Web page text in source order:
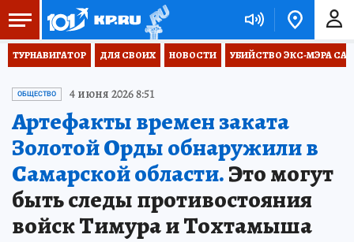
ТУРНАВИГАТОР ДЛЯ СВОИХ НОВОСТИ УБИЙСТВО ЭКС-МЭРА
ОБЩЕСТВО 4 июня 2026 8:51
Артефакты времен заката
Золотой Орды обнаружили в
Самарской области.Это могут
быть следы противостояния
войск Тимура и Тохтамыша